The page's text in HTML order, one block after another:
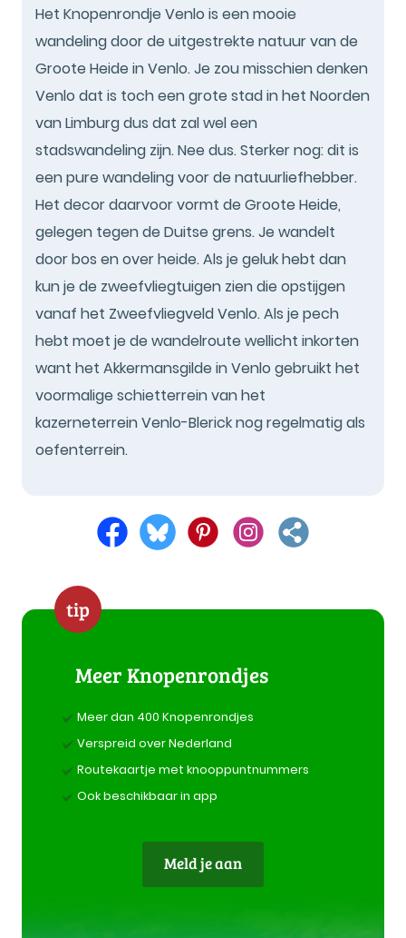
Het Knopenrondje Venlo is een mooie
wandeling door de uitgestrekte natuur van de
Groote Heide in Venlo. Je zou misschien denken
Venlo dat is toch een grote stad in het Noorden
van Limburg dus dat zal wel een
stadswandeling zijn. Nee dus. Sterker nog: dit is
een pure wandeling voor de natuurliefhebber.
Het decor daarvoor vormt de Groote Heide,
gelegen tegen de Duitse grens. Je wandelt
door bos en over heide. Als je geluk hebt dan
kun je de zweefvliegtuigen zien die opstijgen
vanaf het Zweefvliegveld Venlo. Als je pech
hebt moet je de wandelroute wellicht inkorten
want het Akkermansgilde in Venlo gebruikt het
voormalige schietterrein van het
kazerneterrein Venlo-Blerick nog regelmatig als
oefenterrein.
tip
Meer Knopenrondjes
Meer dan 400 Knopenrondjes
Verspreid over Nederland
Routekaartje met knooppuntnummers
Ook beschikbaar in app
Meld je aan